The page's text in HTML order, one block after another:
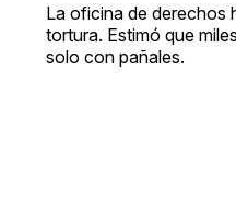
La oficina de derechos
tortura. Estimó que
solo con pañales.